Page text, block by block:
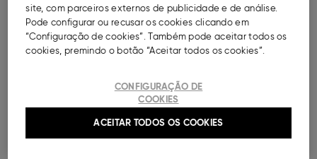
DESCRIÇÃO
Sweatshirt com estampado, para menina. Decote
site, com parceiros externos de publicidade e de análise.
Pode configurar ou recusar os cookies clicando em
“Configuração de cookies”. Também pode aceitar todos os
cookies, premindo o botão “Aceitar todos os cookies”.
CONFIGURAÇÃO DE
COOKIES
ACEITAR TODOS OS COOKIES